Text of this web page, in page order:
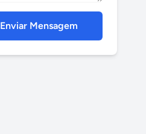
Enviar Mensagem